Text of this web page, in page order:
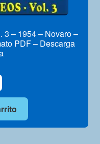
3 – 1954 – Novaro –
PDF – Descarga